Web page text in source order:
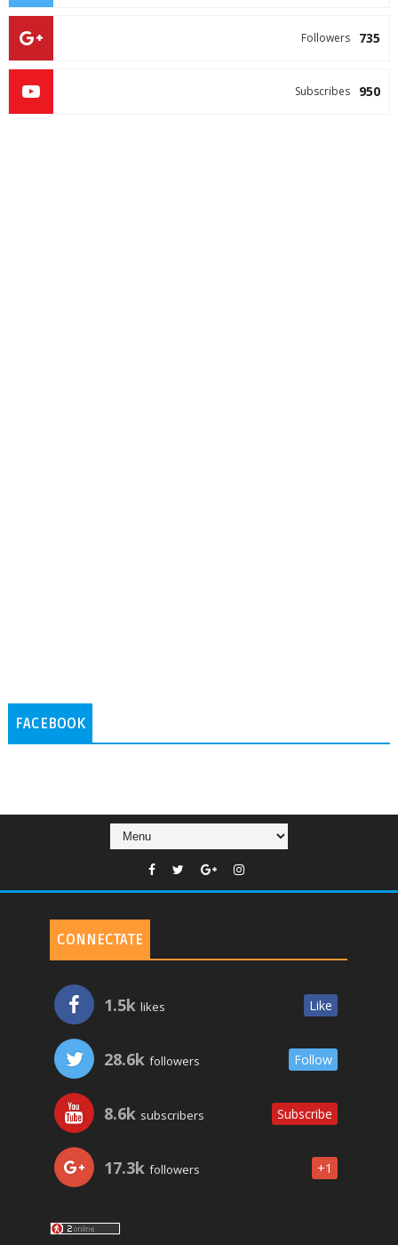
735
Followers
950
Subscribes
FACEBOOK
CONNECTATE
1.5k likes Like
28.6k followers Follow
8.6k subscribers Subscribe
17.3k followers +1